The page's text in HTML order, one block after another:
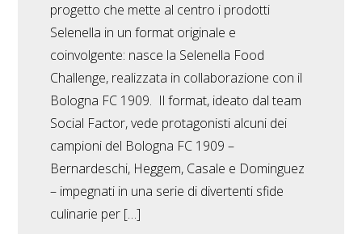
progetto che mette al centro i prodotti
Selenella in un format originale e
coinvolgente: nasce la Selenella Food
Challenge, realizzata in collaborazione con il
Bologna FC 1909. Il format, ideato dal team
Social Factor, vede protagonisti alcuni dei
campioni del Bologna FC 1909 –
Bernardeschi, Heggem, Casale e Dominguez
– impegnati in una serie di divertenti sfide
culinarie per […]